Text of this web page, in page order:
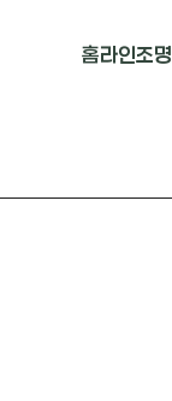
홈라인조명
펜던트